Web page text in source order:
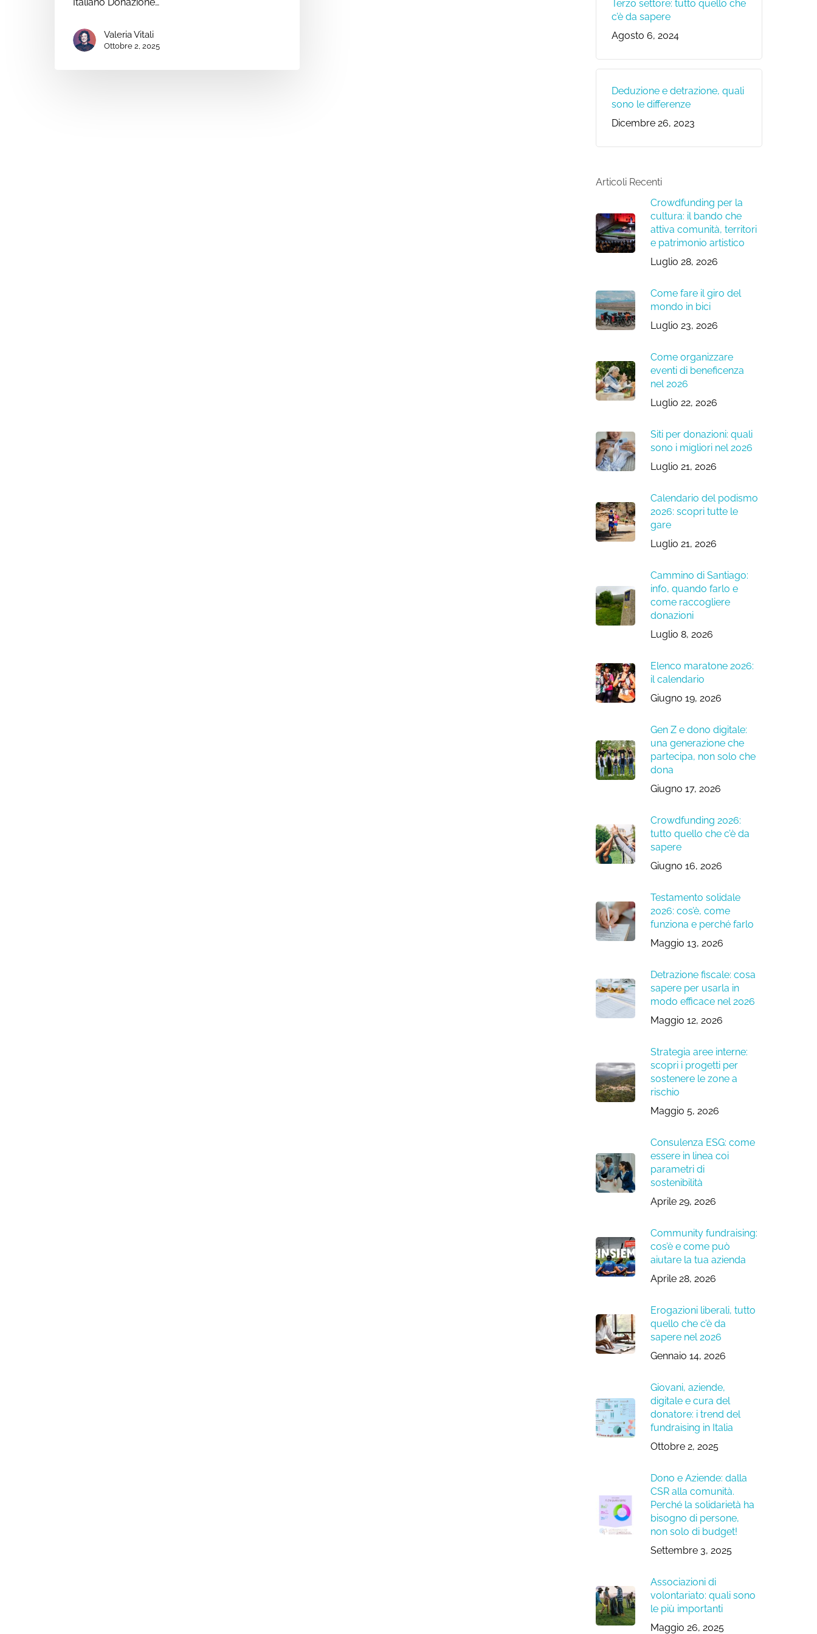
Valeria Vitali
Ottobre 2, 2025
Terzo settore: tutto quello che
c’è da sapere
Agosto 6, 2024
Deduzione e detrazione, quali
sono le differenze
Dicembre 26, 2023
Articoli Recenti
Crowdfunding per la
cultura: il bando che
attiva comunità, territori
e patrimonio artistico
Luglio 28, 2026
Come fare il giro del
mondo in bici
Luglio 23, 2026
Come organizzare
eventi di beneficenza
nel 2026
Luglio 22, 2026
Siti per donazioni: quali
sono i migliori nel 2026
Luglio 21, 2026
Calendario del podismo
2026: scopri tutte le
gare
Luglio 21, 2026
Cammino di Santiago:
info, quando farlo e
come raccogliere
donazioni
Luglio 8, 2026
Elenco maratone 2026:
il calendario
Giugno 19, 2026
Gen Z e dono digitale:
una generazione che
partecipa, non solo che
dona
Giugno 17, 2026
Crowdfunding 2026:
tutto quello che c’è da
sapere
Giugno 16, 2026
Testamento solidale
2026: cos’è, come
funziona e perché farlo
Maggio 13, 2026
Detrazione fiscale: cosa
sapere per usarla in
modo efficace nel 2026
Maggio 12, 2026
Strategia aree interne:
scopri i progetti per
sostenere le zone a
rischio
Maggio 5, 2026
Consulenza ESG: come
essere in linea coi
parametri di
sostenibilità
Aprile 29, 2026
Community fundraising:
cos’è e come può
aiutare la tua azienda
Aprile 28, 2026
Erogazioni liberali, tutto
quello che c’è da
sapere nel 2026
Gennaio 14, 2026
Giovani, aziende,
digitale e cura del
donatore: i trend del
fundraising in Italia
Ottobre 2, 2025
Dono e Aziende: dalla
CSR alla comunità.
Perché la solidarietà ha
bisogno di persone,
non solo di budget!
Settembre 3, 2025
Associazioni di
volontariato: quali sono
le più importanti
Maggio 26, 2025